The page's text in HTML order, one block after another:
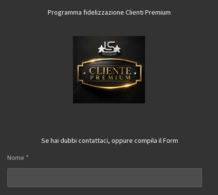
Programma fidelizzazione Clienti Premium
Se hai dubbi contattaci, oppure compila il Form
Nome *